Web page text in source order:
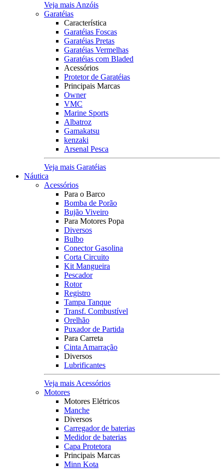
Veja mais Anzóis
Garatéias
Característica
Garatéias Foscas
Garatéias Pretas
Garatéias Vermelhas
Garatéias com Bladed
Acessórios
Protetor de Garatéias
Principais Marcas
Owner
VMC
Marine Sports
Albatroz
Gamakatsu
kenzaki
Arsenal Pesca
Veja mais Garatéias
Náutica
Acessórios
Para o Barco
Bomba de Porão
Bujão Viveiro
Para Motores Popa
Diversos
Bulbo
Conector Gasolina
Corta Circuito
Kit Mangueira
Pescador
Rotor
Registro
Tampa Tanque
Transf. Combustível
Orelhão
Puxador de Partida
Para Carreta
Cinta Amarração
Diversos
Lubrificantes
Veja mais Acessórios
Motores
Motores Elétricos
Manche
Diversos
Carregador de baterias
Medidor de baterias
Capa Protetora
Principais Marcas
Minn Kota